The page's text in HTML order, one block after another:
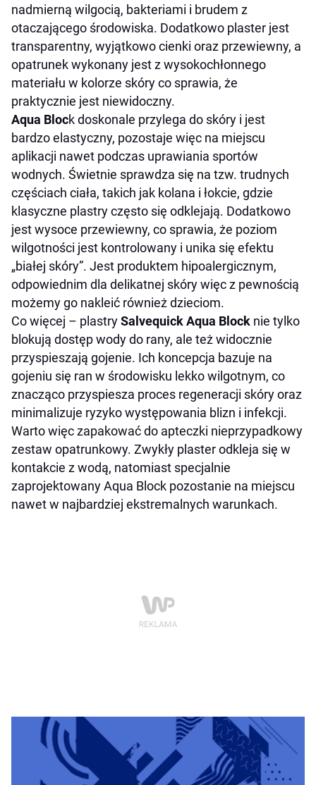
nadmierną wilgocią, bakteriami i brudem z
otaczającego środowiska. Dodatkowo plaster jest
transparentny, wyjątkowo cienki oraz przewiewny, a
opatrunek wykonany jest z wysokochłonnego
materiału w kolorze skóry co sprawia, że
praktycznie jest niewidoczny.
Aqua Block doskonale przylega do skóry i jest
bardzo elastyczny, pozostaje więc na miejscu
aplikacji nawet podczas uprawiania sportów
wodnych. Świetnie sprawdza się na tzw. trudnych
częściach ciała, takich jak kolana i łokcie, gdzie
klasyczne plastry często się odklejają. Dodatkowo
jest wysoce przewiewny, co sprawia, że poziom
wilgotności jest kontrolowany i unika się efektu
„białej skóry”. Jest produktem hipoalergicznym,
odpowiednim dla delikatnej skóry więc z pewnością
możemy go nakleić również dzieciom.
Co więcej – plastrySalvequick Aqua Block nie tylko
blokują dostęp wody do rany, ale też widocznie
przyspieszają gojenie. Ich koncepcja bazuje na
gojeniu się ran w środowisku lekko wilgotnym, co
znacząco przyspiesza proces regeneracji skóry oraz
minimalizuje ryzyko występowania blizn i infekcji.
Warto więc zapakować do apteczki nieprzypadkowy
zestaw opatrunkowy. Zwykły plaster odkleja się w
kontakcie z wodą, natomiast specjalnie
zaprojektowany Aqua Block pozostanie na miejscu
nawet w najbardziej ekstremalnych warunkach.